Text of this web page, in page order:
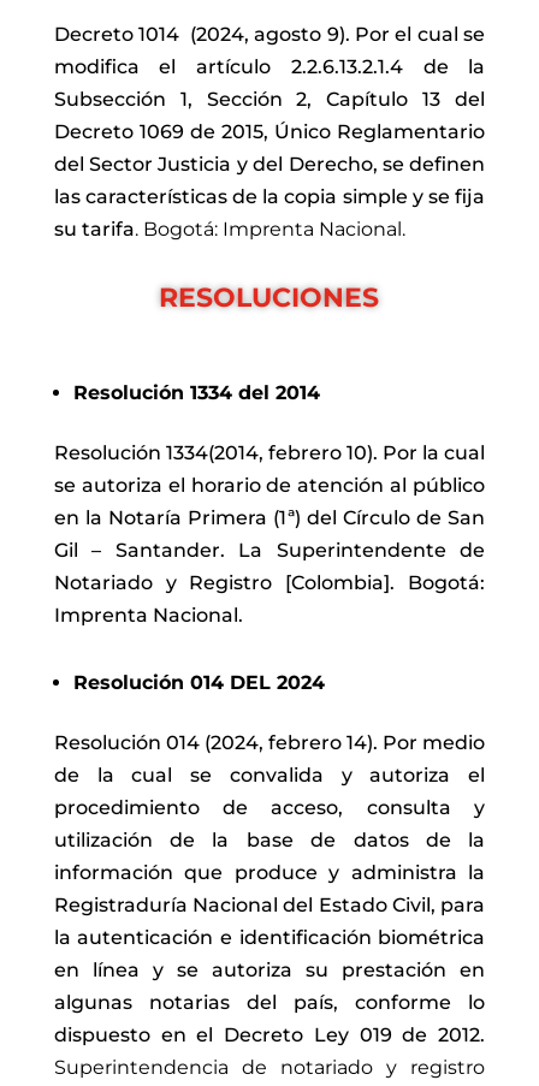
Decreto 1014 (2024, agosto 9). Por el cual se
modifica el artículo 2.2.6.13.2.1.4 de la
Subsección 1, Sección 2, Capítulo 13 del
Decreto 1069 de 2015, Único Reglamentario
del Sector Justicia y del Derecho, se definen
las características de la copia simple y se fija
su tarifa. Bogotá: Imprenta Nacional.
RESOLUCIONES
Resolución 1334 del 2014
Resolución 1334(2014, febrero 10). Por la cual
se autoriza el horario de atención al público
en la Notaría Primera (1ª) del Círculo de San
Gil – Santander. La Superintendente de
Notariado y Registro [Colombia]. Bogotá:
Imprenta Nacional.
Resolución 014 DEL 2024
Resolución 014 (2024, febrero 14). Por medio
de la cual se convalida y autoriza el
procedimiento de acceso, consulta y
utilización de la base de datos de la
información que produce y administra la
Registraduría Nacional del Estado Civil, para
la autenticación e identificación biométrica
en línea y se autoriza su prestación en
algunas notarias del país, conforme lo
dispuesto en el Decreto Ley 019 de 2012.
Superintendencia de notariado y registro